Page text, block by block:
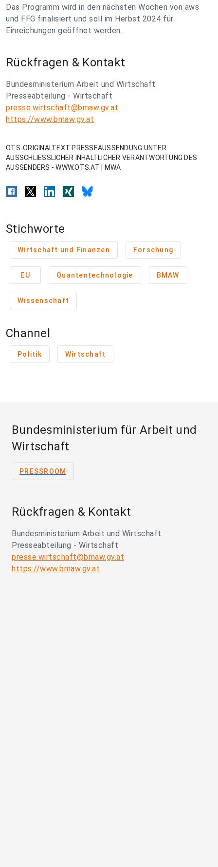
Das Programm wird in den nächsten Wochen von aws
und FFG finalisiert und soll im Herbst 2024 für
Einreichungen geöffnet werden.
Rückfragen & Kontakt
Bundesministerium Arbeit und Wirtschaft
Presseabteilung - Wirtschaft
presse.wirtschaft@bmaw.gv.at
https://www.bmaw.gv.at
OTS-ORIGINALTEXT PRESSEAUSSENDUNG UNTER
AUSSCHLIESSLICHER INHALTLICHER VERANTWORTUNG DES
AUSSENDERS - WWW.OTS.AT | MWA
Stichworte
Wirtschaft und Finanzen Forschung
EU Quantentechnologie BMAW
Wissenschaft
Channel
Politik Wirtschaft
Bundesministerium für Arbeit und
Wirtschaft
PRESSROOM
Rückfragen & Kontakt
Bundesministerium Arbeit und Wirtschaft
Presseabteilung - Wirtschaft
presse.wirtschaft@bmaw.gv.at
https://www.bmaw.gv.at